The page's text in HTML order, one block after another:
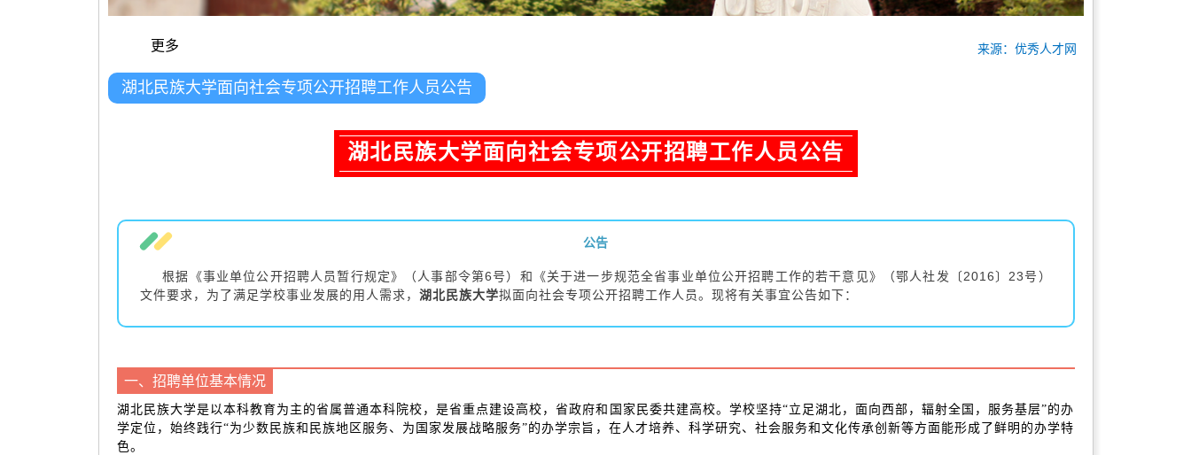
更多 来源：优秀人才网
湖北民族大学面向社会专项公开招聘工作人员公告
湖北民族大学面向社会专项公开招聘工作人员公告
公告
根据《事业单位公开招聘人员暂行规定》（人事部令第6号）和《关于进一步规范全省事业单位公开招聘工作的若干意见》（鄂人社发〔2016〕23号）
文件要求，为了满足学校事业发展的用人需求， 湖北民族大学拟面向社会专项公开招聘工作人员。现将有关事宜公告如下：
一、招聘单位基本情况
湖北民族大学是以本科教育为主的省属普通本科院校，是省重点建设高校，省政府和国家民委共建高校。学校坚持“立足湖北，面向西部，辐射全国，服务基层”的办
学定位，始终践行“为少数民族和民族地区服务、为国家发展战略服务”的办学宗旨，在人才培养、科学研究、社会服务和文化传承创新等方面能形成了鲜明的办学特
色。